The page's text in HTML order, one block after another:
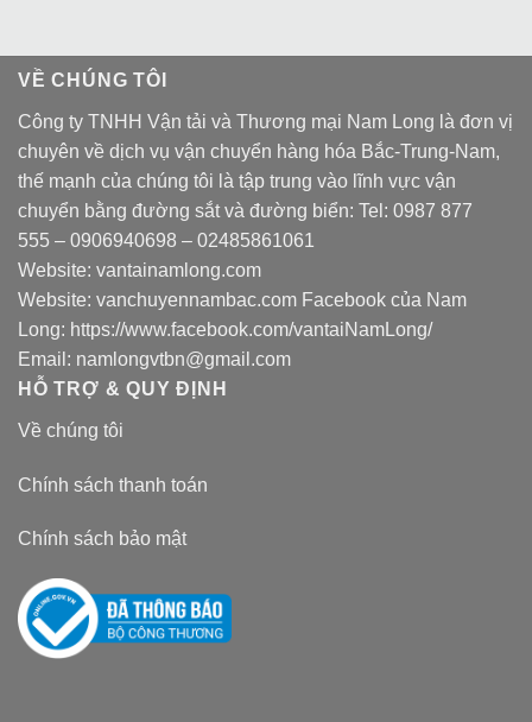
VỀ CHÚNG TÔI
Công ty TNHH Vận tải và Thương mại Nam Long là đơn vị
chuyên về dịch vụ vận chuyển hàng hóa Bắc-Trung-Nam,
thế mạnh của chúng tôi là tập trung vào lĩnh vực vận
chuyển bằng đường sắt và đường biển: Tel: 0987 877
555 – 0906940698 – 02485861061
Website: vantainamlong.com
Website: vanchuyennambac.com Facebook của Nam
Long: https://www.facebook.com/vantaiNamLong/
Email: namlongvtbn@gmail.com
HỖ TRỢ & QUY ĐỊNH
Về chúng tôi
Chính sách thanh toán
Chính sách bảo mật